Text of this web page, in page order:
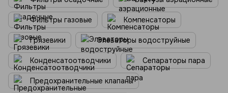
Фильтры газовые Компенсаторы
Грязевики Элеваторы водоструйные
Конденсатоотводчики Сепараторы пара
Предохранительные клапаны